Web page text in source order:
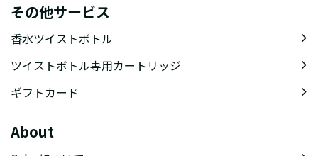
その他サービス
香水ツイストボトル
ツイストボトル専用カートリッジ
ギフトカード
About